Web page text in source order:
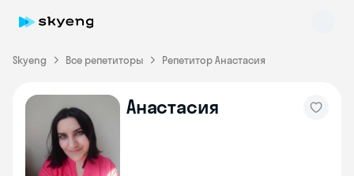
Skyeng Все репетиторы Репетитор Анастасия
Анастасия
Skyeng Chat
online